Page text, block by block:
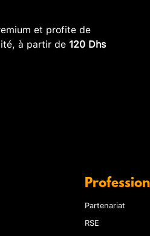
et profite de
à partir de 120 Dhs
Partenariat
RSE